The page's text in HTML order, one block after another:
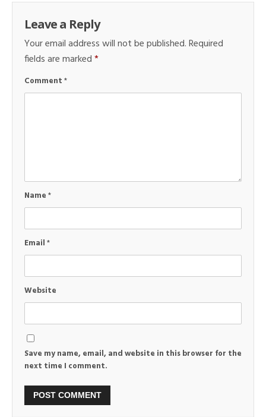
Leave a Reply
Your email address will not be published.Required
fields are marked*
Comment*
Name*
Email*
Website
Save my name, email, and website in this browser for the
next time I comment.